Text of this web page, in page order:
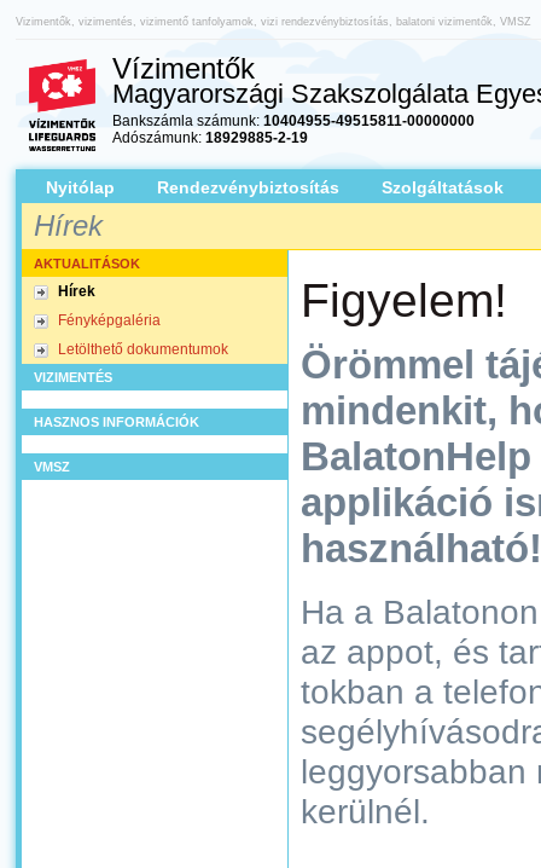
Vizimentők, vizimentés, vizimentő tanfolyamok, vizi rendezvénybiztosítás, balatoni vizimentők, VMSZ
Vízimentők
Magyarországi Szakszolgálata
Bankszámla számunk: 10404955-49515811-00000000
Adószámunk: 18929885-2-19
Nyitólap Rendezvénybiztosítás Szolgáltatások
Hírek
AKTUALITÁSOK
Hírek
Fényképgaléria
Letölthető dokumentumok
VIZIMENTÉS
HASZNOS INFORMÁCIÓK
VMSZ
Figyelem!
Örömmel
mindenkit,
applikáció
használható!
Ha a
az appot, és
tokban a
leggyorsabban
kerülnél.